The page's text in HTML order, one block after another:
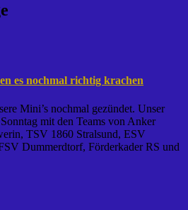
es nochmal richtig krachen
Mini’s nochmal gezündet. Unser
mit den Teams von Anker
TSV 1860 Stralsund, ESV
Dummerdtorf, Förderkader RS und